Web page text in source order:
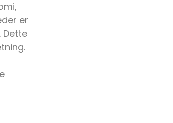
er
Dette